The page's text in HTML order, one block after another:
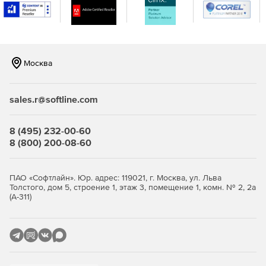
Цепочки автоматических писем
Сбор подписчиков
пополнения базы подписчиков. Инструменты сбора
A/B тестирование
небольшом сегменте и отправка по всей базе то письмо,
которое покажет лучший Open Rate.
Отслеживание эффективности рассылок на графике,
Москва
sales.r@softline.com
8 (495) 232-00-60
8 (800) 200-08-60
ПАО «Софтлайн». Юр. адрес: 119021, г. Москва, ул. Льва
Толстого, дом 5, строение 1, этаж 3, помещение 1, комн. № 2, 2а
(А-311)